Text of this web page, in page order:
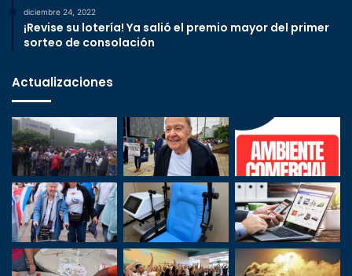
diciembre 24, 2022
¡Revise su lotería! Ya salió el premio mayor del primer
sorteo de consolación
Actualizaciones